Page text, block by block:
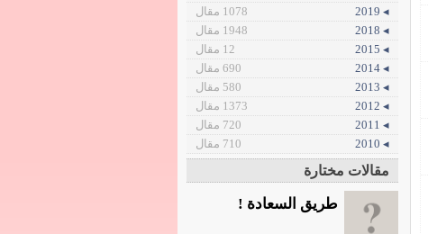
◂ 2019
1078 مقال
◂ 2018
1948 مقال
◂ 2015
12 مقال
◂ 2014
690 مقال
◂ 2013
580 مقال
◂ 2012
1373 مقال
◂ 2011
720 مقال
◂ 2010
710 مقال
مقالات مختارة
طريق السعادة !